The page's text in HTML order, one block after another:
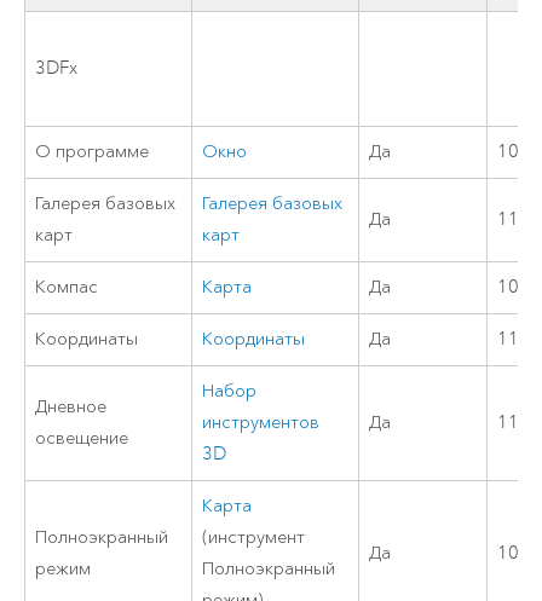
3DFx
О программе Окно Да
Галерея базовых
карт
Галерея базовых
карт
Да 11.2
Компас Карта Да
Координаты Координаты Да 11.1
Дневное
освещение
Набор
инструментов
3D
Да 11.1
Полноэкранный
режим
Карта
(инструмент
Полноэкранный
Да